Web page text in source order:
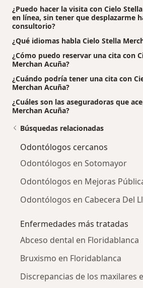
¿Puedo hacer la visita con Cielo
en línea, sin tener que desplazarme
consultorio?
¿Qué idiomas habla Cielo Stella
¿Cómo puedo reservar una cita con
Merchan Acuña?
¿Cuándo podría tener una cita con
Merchan Acuña?
¿Cuáles son las aseguradoras que
Merchan Acuña?
Búsquedas relacionadas
Odontólogos cercanos
Odontólogos en Sotomayor
Odontólogos en Mejoras
Odontólogos en Cabecera Del
Enfermedades más tratadas
Abceso dental en Floridablanca
Bruxismo en Floridablanca
Discrepancias de los maxilares